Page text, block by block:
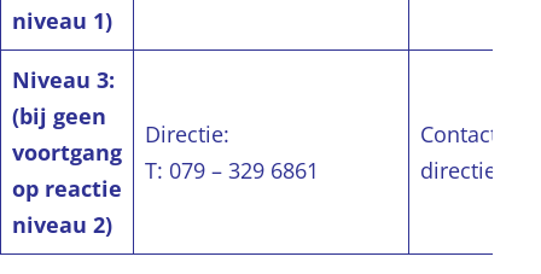
niveau 1)
Niveau 3:
(bij geen
voortgang
op reactie
niveau 2)
Directie:
T: 079 – 329 6861
directie/